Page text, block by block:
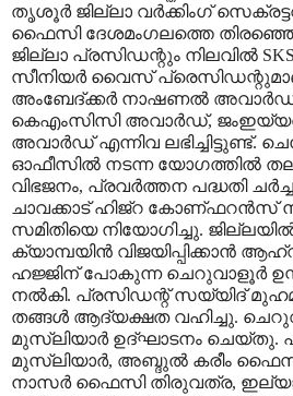
തൃശൂർ ജില്ലാ വർക്കിംഗ്
ഫൈസി ദേശമംഗലത്തെ
ജില്ലാ പ്രസിഡന്റും നിലവിൽ
സീനിയർ വൈസ്
അംബേദ്ക്കർ നാഷണൽ
കെഎംസിസി അവാർഡ്,
അവാർഡ് എന്നിവ ലഭിച്ചിട്ടുണ്ട്.
ഓഫീസിൽ നടന്ന യോഗത്തിൽ
വിഭജനം, പ്രവർത്തന പദ്ധതി
ചാവക്കാട് ഹിജ്‌റ കോണ്ഫറൻസ്
സമിതിയെ നിയോഗിച്ചു.
ക്യാമ്പയിൻ വിജയിപ്പിക്കാൻ
ഹജ്ജിന് പോകുന്ന ചെറുവാളൂർ
നൽകി. പ്രസിഡന്റ് സയ്യിദ്
തങ്ങൾ ആദ്യക്ഷത വഹിച്ചു.
മുസ്‌ലിയാർ ഉദ്‌ഘാടനം ചെയ്തു.
മുസ്‌ലിയാർ, അബ്ദുൽ കരീം
നാസർ ഫൈസി തിരുവത്ര,